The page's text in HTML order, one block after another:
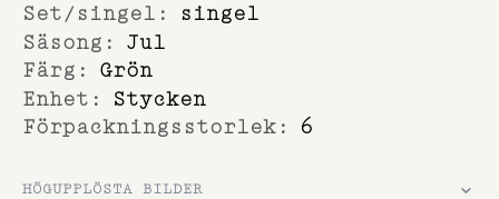
singel
Jul
Grön
Stycken
6
HÖGUPPLÖSTA BILDER